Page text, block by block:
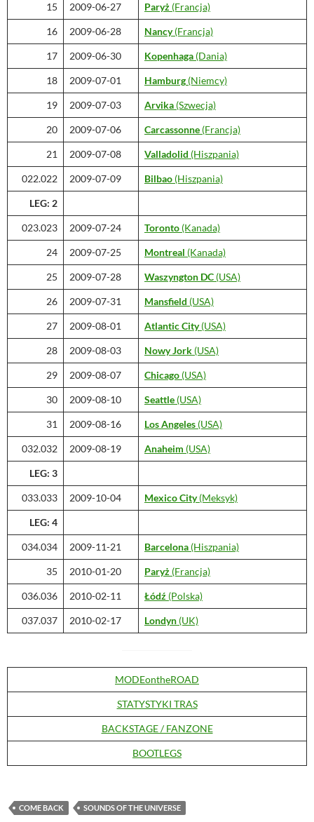
15 2009-06-27 Paryż (Francja)
16 2009-06-28 Nancy(Francja)
17 2009-06-30 Kopenhaga (Dania)
18 2009-07-01 Hamburg (Niemcy)
19 2009-07-03 Arvika (Szwecja)
20 2009-07-06 Carcassonne (Francja)
21 2009-07-08 Valladolid (Hiszpania)
022.022 2009-07-09 Bilbao (Hiszpania)
LEG: 2
023.023 2009-07-24 Toronto (Kanada)
24 2009-07-25 Montreal (Kanada)
25 2009-07-28 Waszyngton DC (USA)
26 2009-07-31 Mansfield (USA)
27 2009-08-01 Atlantic City(USA)
28 2009-08-03 Nowy Jork (USA)
29 2009-08-07 Chicago (USA)
30 2009-08-10 Seattle (USA)
31 2009-08-16 Los Angeles (USA)
032.032 2009-08-19 Anaheim (USA)
LEG: 3
033.033 2009-10-04 Mexico City(Meksyk)
LEG: 4
034.034 2009-11-21 Barcelona (Hiszpania)
35 2010-01-20 Paryż (Francja)
036.036 2010-02-11 Łódź (Polska)
037.037 2010-02-17 Londyn (UK)
MODEontheROAD
STATYSTYKI TRAS
BACKSTAGE / FANZONE
BOOTLEGS
COME BACK SOUNDS OF THE UNIVERSE